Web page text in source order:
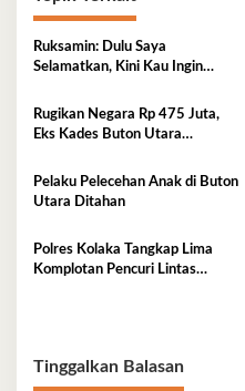
Ruksamin: Dulu Saya
Selamatkan, Kini Kau Ingin
Rugikan Negara Rp 475 Juta,
Eks Kades Buton Utara
Pelaku Pelecehan Anak di Buton
Utara Ditahan
Polres Kolaka Tangkap Lima
Komplotan Pencuri Lintas
Tinggalkan Balasan